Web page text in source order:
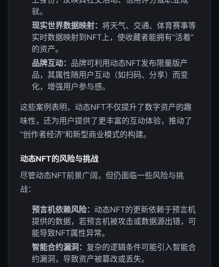
就。
现实世界数据映射： 将天气、交通、体育赛事等
实时数据映射到NFT上，使收藏者能拥有“活着”
的资产。
品牌互动： 品牌可利用动态NFT发布限量版产
品，其属性随用户互动（如扫码、分享）而变
化，增强用户参与感。
这些案例表明，动态NFT不仅提升了数字资产的趣
味性，还为用户提供了更丰富的互动体验，推动了
“创作者经济”和新型商业模式的构建。
动态NFT的风险与挑战
尽管动态NFT前景广阔，但仍面临一些风险与挑
战：
预言机依赖风险： 动态NFT的更新依赖于预言机
提供的数据，若预言机被攻击或数据源出错，可
能导致NFT属性异常。
智能合约漏洞： 复杂的逻辑条件可能引入智能合
约漏洞，导致资产被篡改或丢失。